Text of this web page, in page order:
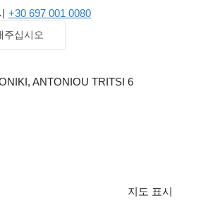
+30 697 001 0080
주십시오
ANTONIOU TRITSI 6
지도 표시